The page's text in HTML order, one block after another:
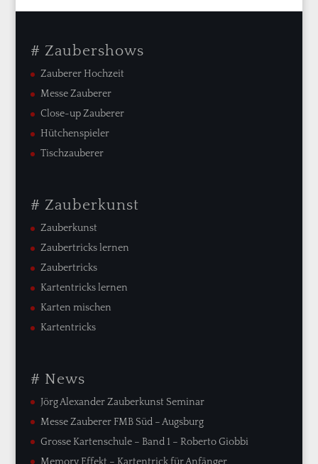
# Zaubershows
Zauberer Hochzeit
Messe Zauberer
Close-up Zauberer
Hütchenspieler
Tischzauberer
# Zauberkunst
Zauberkunst
Zaubertricks lernen
Zaubertricks
Kartentricks lernen
Karten mischen
Kartentricks
# News
Jörg Alexander Zauberkunst Seminar
Messe Zauberer FMB Süd – Augsburg
Grosse Kartenschule – Band 1 – Roberto Giobbi